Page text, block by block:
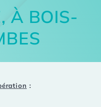
À BOIS-
: